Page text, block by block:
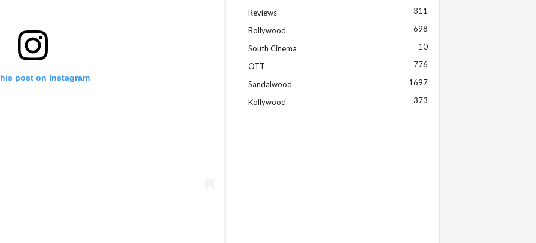
post on Instagram
Reviews 311
Bollywood 698
South Cinema 10
OTT 776
Sandalwood 1697
Kollywood 373